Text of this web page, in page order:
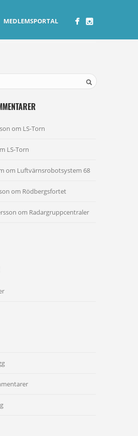
MEDLEMSPORTAL
om LS-Torn
LS-Torn
om Luftvärnsrobotsystem 68
om Rödbergsfortet
om Radargruppcentraler